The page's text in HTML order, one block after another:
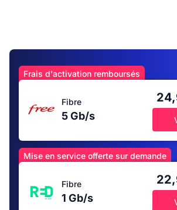
Frais d'activation remboursés
Fibre
5 Gb/s
Mise en service offerte sur demande
Fibre
1 Gb/s